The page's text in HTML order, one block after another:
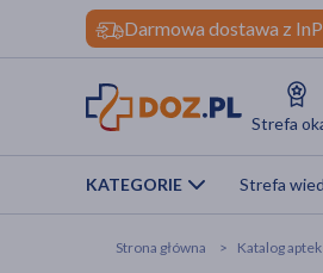
Darmowa dostawa z
Strefa
KATEGORIE Strefa
Strona główna Katalog aptek